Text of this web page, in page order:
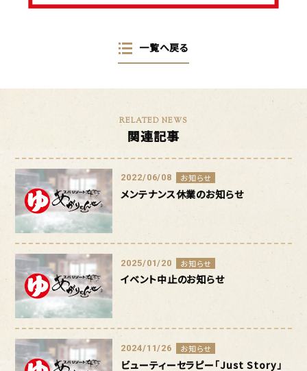
一覧へ戻る
RELATED NEWS
関連記事
2022/06/08 お知らせ
メンテナンス休業のお知らせ
2025/01/20 お知らせ
イベント中止のお知らせ
2024/11/26 お知らせ
ビューティーセラピー「Just Story」